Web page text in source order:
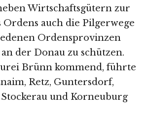
Wirtschaftsgütern zur
Ordens auch die Pilgerwege
Ordensprovinzen
der Donau zu schützen.
Brünn kommend, führte
Retz, Guntersdorf,
und Korneuburg